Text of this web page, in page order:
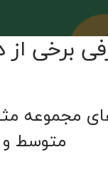
برخی
مجموعه
متوسط و